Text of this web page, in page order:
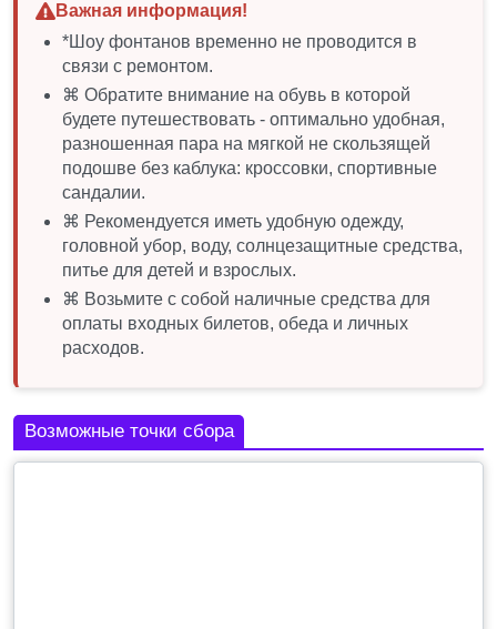
Важная информация!
*Шоу фонтанов временно не проводится в
связи с ремонтом.
⌘ Обратите внимание на обувь в которой
будете путешествовать - оптимально удобная,
разношенная пара на мягкой не скользящей
подошве без каблука: кроссовки, спортивные
сандалии.
⌘ Рекомендуется иметь удобную одежду,
головной убор, воду, солнцезащитные средства,
питье для детей и взрослых.
⌘ Возьмите с собой наличные средства для
оплаты входных билетов, обеда и личных
расходов.
Возможные точки сбора